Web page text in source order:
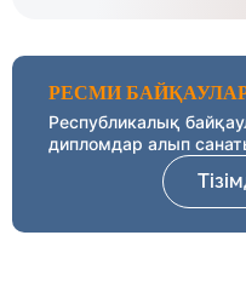
РЕСМИ БАЙҚАУЛАР
Республикалық
дипломдар алып